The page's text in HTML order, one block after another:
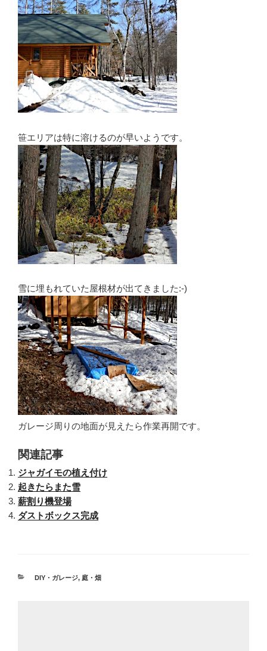
笹エリアは特に溶けるのが早いようです。
雪に埋もれていた屋根材が出てきました:-)
ガレージ周りの地面が見えたら作業再開です。
関連記事
ジャガイモの植え付け
起きたらまた雪
薪割り機登場
ダストボックス完成
カ
DIY・ガレージ, 庭・畑